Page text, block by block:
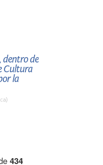
dentro de
Cultura
la
434